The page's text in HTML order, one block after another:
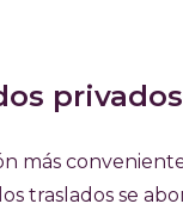
privados
más
traslados se